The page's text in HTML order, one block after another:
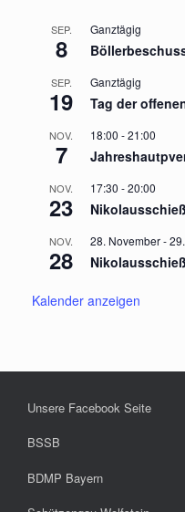
SEP.
8
Ganztägig
SEP.
19
Ganztägig
Tag der
NOV.
7
18:00 -21:00
NOV.
23
17:30 -20:00
NOV.
28
28. November-
Kalender anzeigen
Unsere Facebook Seite
BSSB
BDMP Bayern